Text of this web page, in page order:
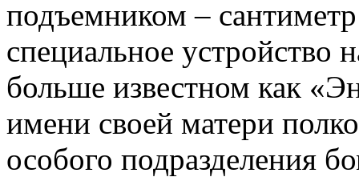
подъемником –
специальное устройство
больше известном как
имени своей матери
особого подразделения